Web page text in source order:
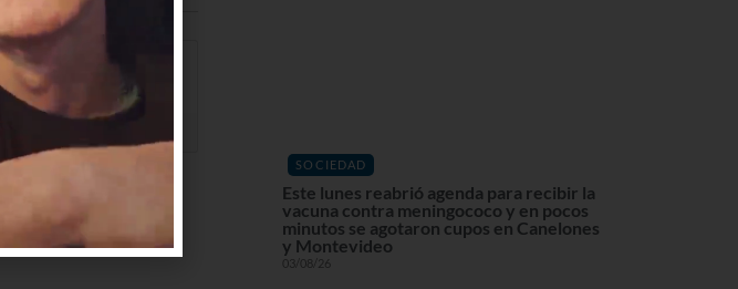
SOCIEDAD
Este lunes reabrió agenda para recibir la
vacuna contra meningococo y en pocos
minutos se agotaron cupos en Canelones
y Montevideo
03/08/26